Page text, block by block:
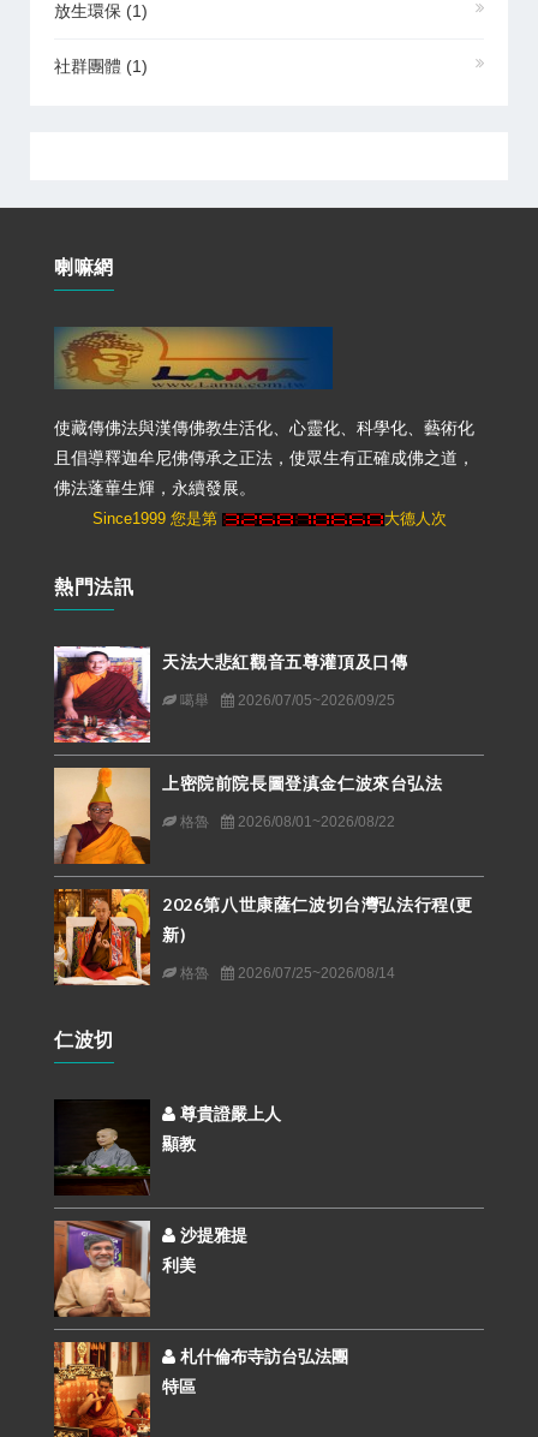
放生環保 (1)
社群團體 (1)
喇嘛網
使藏傳佛法與漢傳佛教生活化、心靈化、科學化、藝術化
且倡導釋迦牟尼佛傳承之正法，使眾生有正確成佛之道，
佛法蓬蓽生輝，永續發展。
Since1999 您是第 大德人次
熱門法訊
天法大悲紅觀音五尊灌頂及口傳
噶舉 2026/07/05~2026/09/25
上密院前院長圖登滇金仁波來台弘法
格魯 2026/08/01~2026/08/22
2026第八世康薩仁波切台灣弘法行程(更
新)
格魯 2026/07/25~2026/08/14
仁波切
尊貴證嚴上人
顯教
沙提雅提
利美
札什倫布寺訪台弘法團
特區